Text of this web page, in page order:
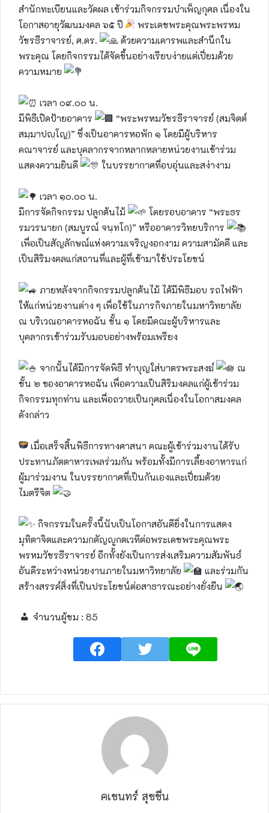
สำนักทะเบียนและวัดผล เข้าร่วมกิจกรรมบำเพ็ญกุศล เนื่องใน
โอกาสอายุวัฒนมงคล ๖๕ ปี
พระเดชพระคุณพระพรหม
วัชรธีราจารย์, ศ.ดร.
ด้วยความเคารพและสำนึกใน
พระคุณ โดยกิจกรรมได้จัดขึ้นอย่างเรียบง่ายแต่เปี่ยมด้วย
ความหมาย
เวลา ๐๙.๐๐ น.
มีพิธีเปิดป้ายอาคาร
“พระพรหมวัชรธีราจารย์ (สมจิตต์
สมฺมาปญฺโญ)” ซึ่งเป็นอาคารหอพัก ๑ โดยมีผู้บริหาร
คณาจารย์ และบุคลากรจากหลากหลายหน่วยงานเข้าร่วม
แสดงความยินดี
ในบรรยากาศที่อบอุ่นและสง่างาม
เวลา ๑๐.๐๐ น.
มีการจัดกิจกรรม ปลูกต้นไม้
โดยรอบอาคาร “พระธร
รมวรนายก (สมบูรณ์ จนฺทโก)” หรืออาคารวิทยบริการ
เพื่อเป็นสัญลักษณ์แห่งความเจริญงอกงาม ความสามัคคี และ
เป็นสิริมงคลแก่สถานที่และผู้ที่เข้ามาใช้ประโยชน์
ภายหลังจากกิจกรรมปลูกต้นไม้ ได้มีพิธีมอบ รถไฟฟ้า
ให้แก่หน่วยงานต่าง ๆ เพื่อใช้ในภารกิจภายในมหาวิทยาลัย
ณ บริเวณอาคารหอฉัน ชั้น ๑ โดยมีคณะผู้บริหารและ
บุคลากรเข้าร่วมรับมอบอย่างพร้อมเพรียง
จากนั้นได้มีการจัดพิธี ทำบุญใส่บาตรพระสงฆ์
ณ
ชั้น ๒ ของอาคารหอฉัน เพื่อความเป็นสิริมงคลแก่ผู้เข้าร่วม
กิจกรรมทุกท่าน และเพื่อถวายเป็นกุศลเนื่องในโอกาสมงคล
ดังกล่าว
เมื่อเสร็จสิ้นพิธีการทางศาสนา คณะผู้เข้าร่วมงานได้รับ
ประทานภัตตาหารเพลร่วมกัน พร้อมทั้งมีการเลี้ยงอาหารแก่
ผู้มาร่วมงาน ในบรรยากาศที่เป็นกันเองและเปี่ยมด้วย
ไมตรีจิต
กิจกรรมในครั้งนี้นับเป็นโอกาสอันดียิ่งในการแสดง
มุทิตาจิตและความกตัญญูกตเวทีต่อพระเดชพระคุณพระ
พรหมวัชรธีราจารย์ อีกทั้งยังเป็นการส่งเสริมความสัมพันธ์
อันดีระหว่างหน่วยงานภายในมหาวิทยาลัย
และร่วมกัน
สร้างสรรค์สิ่งที่เป็นประโยชน์ต่อสาธารณะอย่างยั่งยืน
จำนวนผู้ชม : 85
คเชนทร์ สุขชื่น